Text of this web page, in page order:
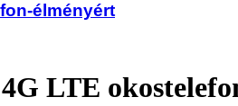
élményért
LTE